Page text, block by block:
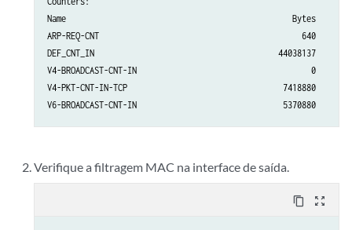
Name                                                Bytes
ARP-REQ-CNT                                           640
DEF_CNT_IN                                       44038137
V4-BROADCAST-CNT-IN                                     0
V4-PKT-CNT-IN-TCP                                 7418880
Verifique a filtragem MAC na interface de saída.
content_copy zoom_out_map